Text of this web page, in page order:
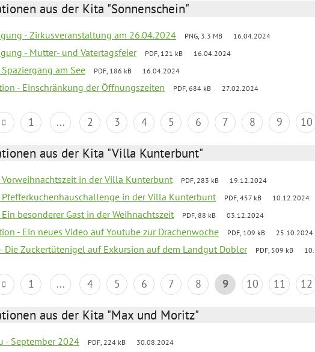
aus der Kita "Sonnenschein"
- Zirkusveranstaltung am 26.04.2024 PNG, 3.3 MB 16.04.2024
- Mutter- und Vatertagsfeier PDF, 121 kB 16.04.2024
am See PDF, 186 kB 16.04.2024
- Einschränkung der Öffnungszeiten PDF, 684 kB 27.02.2024
1 ... 2 3 4 5 6 7 8 9 10
aus der Kita "Villa Kunterbunt"
Vorweihnachtszeit in der Villa Kunterbunt PDF, 283 kB 19.12.2024
Pfefferkuchenhauschallenge in der Villa Kunterbunt PDF, 457 kB 10.12.2024
Ein besonderer Gast in der Weihnachtszeit PDF, 88 kB 03.12.2024
- Ein neues Video auf Youtube zur Drachenwoche PDF, 109 kB 25.10.2024
Die Zuckertütenigel auf Exkursion auf dem Landgut Dobler PDF, 509 kB
1 ... 4 5 6 7 8 9 10 11 12
aus der Kita "Max und Moritz"
- September 2024 PDF, 224 kB 30.08.2024